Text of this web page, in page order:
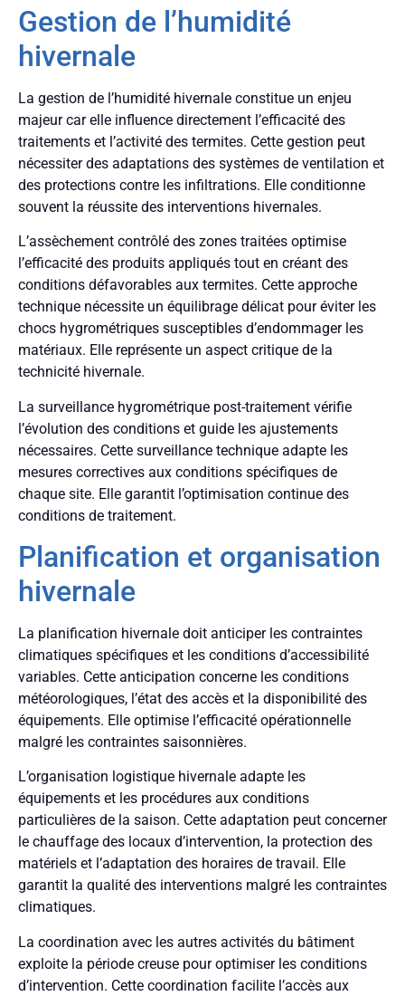
Gestion de l’humidité
hivernale
La gestion de l’humidité hivernale constitue un enjeu
majeur car elle influence directement l’efficacité des
traitements et l’activité des termites. Cette gestion peut
nécessiter des adaptations des systèmes de ventilation et
des protections contre les infiltrations. Elle conditionne
souvent la réussite des interventions hivernales.
L’assèchement contrôlé des zones traitées optimise
l’efficacité des produits appliqués tout en créant des
conditions défavorables aux termites. Cette approche
technique nécessite un équilibrage délicat pour éviter les
chocs hygrométriques susceptibles d’endommager les
matériaux. Elle représente un aspect critique de la
technicité hivernale.
La surveillance hygrométrique post-traitement vérifie
l’évolution des conditions et guide les ajustements
nécessaires. Cette surveillance technique adapte les
mesures correctives aux conditions spécifiques de
chaque site. Elle garantit l’optimisation continue des
conditions de traitement.
Planification et organisation
hivernale
La planification hivernale doit anticiper les contraintes
climatiques spécifiques et les conditions d’accessibilité
variables. Cette anticipation concerne les conditions
météorologiques, l’état des accès et la disponibilité des
équipements. Elle optimise l’efficacité opérationnelle
malgré les contraintes saisonnières.
L’organisation logistique hivernale adapte les
équipements et les procédures aux conditions
particulières de la saison. Cette adaptation peut concerner
le chauffage des locaux d’intervention, la protection des
matériels et l’adaptation des horaires de travail. Elle
garantit la qualité des interventions malgré les contraintes
climatiques.
La coordination avec les autres activités du bâtiment
exploite la période creuse pour optimiser les conditions
d’intervention. Cette coordination facilite l’accès aux